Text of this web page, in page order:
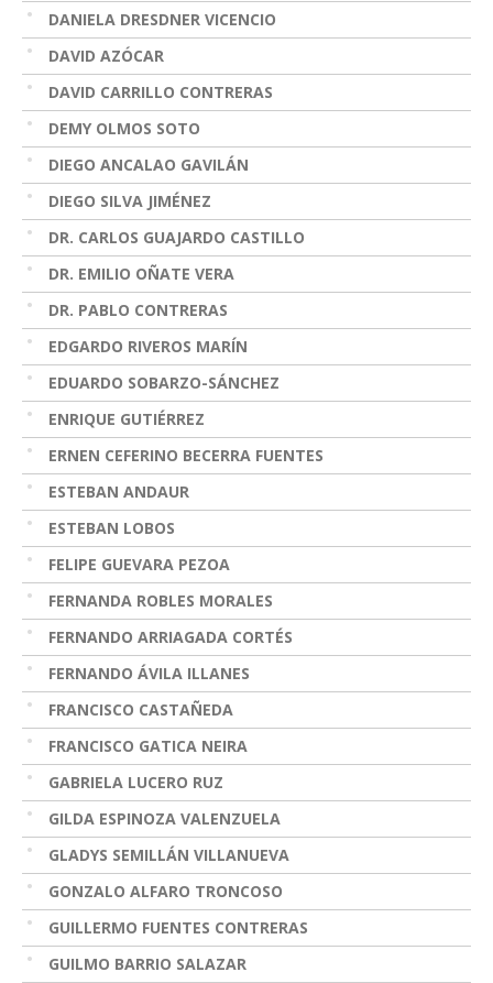
DANIELA DRESDNER VICENCIO
DAVID AZÓCAR
DAVID CARRILLO CONTRERAS
DEMY OLMOS SOTO
DIEGO ANCALAO GAVILÁN
DIEGO SILVA JIMÉNEZ
DR. CARLOS GUAJARDO CASTILLO
DR. EMILIO OÑATE VERA
DR. PABLO CONTRERAS
EDGARDO RIVEROS MARÍN
EDUARDO SOBARZO-SÁNCHEZ
ENRIQUE GUTIÉRREZ
ERNEN CEFERINO BECERRA FUENTES
ESTEBAN ANDAUR
ESTEBAN LOBOS
FELIPE GUEVARA PEZOA
FERNANDA ROBLES MORALES
FERNANDO ARRIAGADA CORTÉS
FERNANDO ÁVILA ILLANES
FRANCISCO CASTAÑEDA
FRANCISCO GATICA NEIRA
GABRIELA LUCERO RUZ
GILDA ESPINOZA VALENZUELA
GLADYS SEMILLÁN VILLANUEVA
GONZALO ALFARO TRONCOSO
GUILLERMO FUENTES CONTRERAS
GUILMO BARRIO SALAZAR